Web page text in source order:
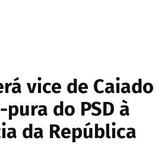
vice de Caiado
do PSD à
da República